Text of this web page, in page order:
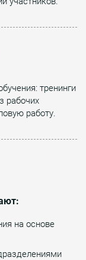
тренинги
рабочих
работу.
на основе